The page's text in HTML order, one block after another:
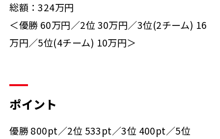
総額：324万円
＜優勝 60万円／2位 30万円／3位(2チーム) 16
万円／5位(4チーム) 10万円＞
ポイント
優勝 800pt／2位 533pt／3位 400pt／5位